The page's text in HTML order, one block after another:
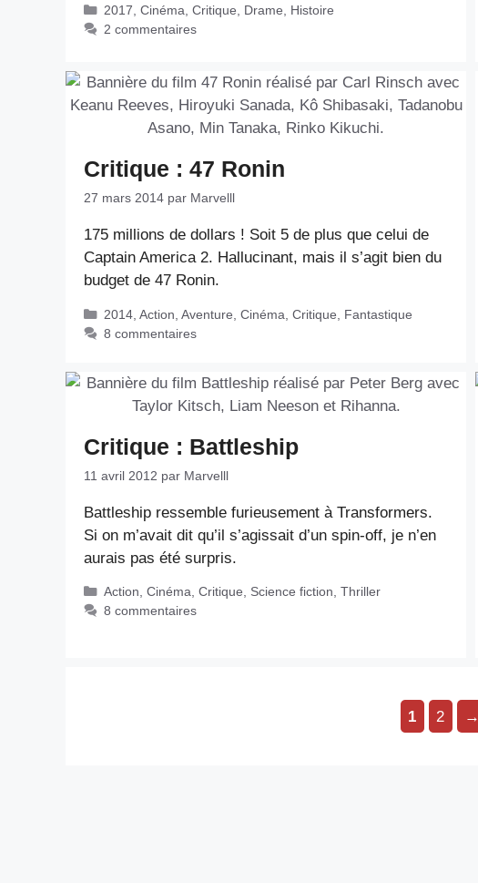
Catégories
2017 Cinéma Critique Drame
Histoire
2 commentaires
Critique : 47 Ronin
27 mars 2014 par Marvelll
175 millions de dollars ! Soit 5 de plus que celui de
Captain America 2. Hallucinant, mais il s’agit bien du
budget de 47 Ronin.
Catégories
2014, Action Aventure Cinéma Critique
Fantastique
8 commentaires
Critique : Battleship
11 avril 2012 par Marvelll
Battleship ressemble furieusement à Transformers.
Si on m’avait dit qu’il s’agissait d’un spin-off, je n’en
aurais pas été surpris.
Catégories
Action, Cinéma, Critique, Science fiction, Thriller
8 commentaires
Page
1
Page
2
→